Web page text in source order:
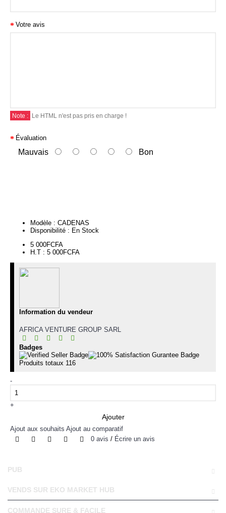
Votre avis
Note : Le HTML n'est pas pris en charge !
Évaluation
Mauvais Bon
Modèle : CADENAS
Disponibilité : En Stock
5 000FCFA
H.T : 5 000FCFA
Information du vendeur
AFRICA VENTURE GROUP SARL
Badges
Produits totaux 116
-
+
Ajouter
Ajout aux souhaits Ajout au comparatif
0 avis / Écrire un avis
PUB
VENDS SUR EKO MARKET HUB
COMMANDE SURE & FACILE